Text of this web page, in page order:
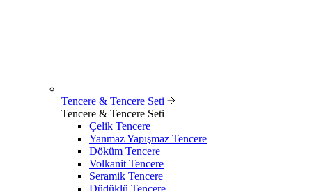
Tencere & Tencere Seti
Tencere & Tencere Seti
Çelik Tencere
Yanmaz Yapışmaz Tencere
Döküm Tencere
Volkanit Tencere
Seramik Tencere
Düdüklü Tencere